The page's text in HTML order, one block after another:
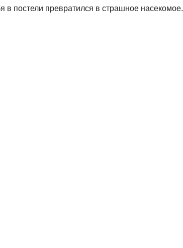
в постели превратился в страшное насекомое.